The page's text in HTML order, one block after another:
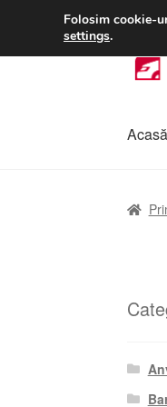
Sari
la
Sari
la
Acasă
Folosim cookie-
settings.